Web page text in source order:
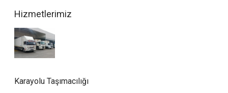
Hizmetlerimiz
Karayolu Taşımacılığı